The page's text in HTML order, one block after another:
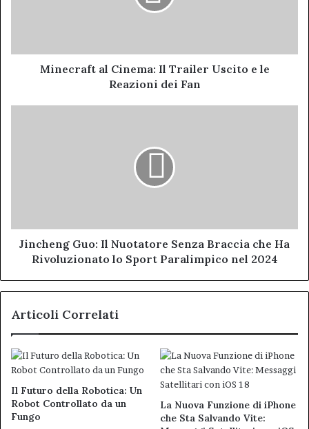
Reazioni
Minecraft al Cinema: Il Trailer Uscito e le
Reazioni dei Fan
Rivoluzionato
Sport
Jincheng Guo: Il Nuotatore Senza Braccia che Ha
Rivoluzionato lo Sport Paralimpico nel 2024
Articoli Correlati
Il Futuro della Robotica: Un
Robot Controllato da un
Fungo
La Nuova Funzione di iPhone
che Sta Salvando Vite: